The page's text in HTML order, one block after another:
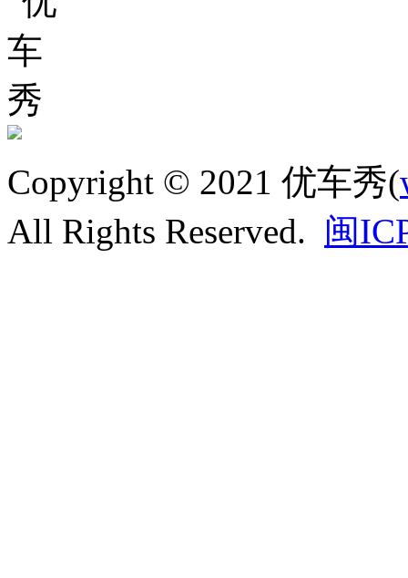
Copyright © 2021 优车秀(
All Rights Reserved. 闽